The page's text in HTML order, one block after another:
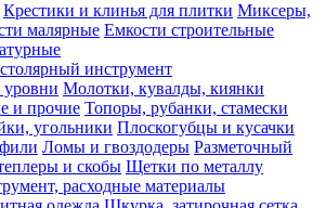
Крестики и клинья для плитки Миксеры,
малярные Емкости строительные
инструмент
уровни Молотки, кувалды, киянки
и прочие Топоры, рубанки, стамески
угольники Плоскогубцы и кусачки
Ломы и гвоздодеры Разметочный
и скобы Щетки по металлу
расходные материалы